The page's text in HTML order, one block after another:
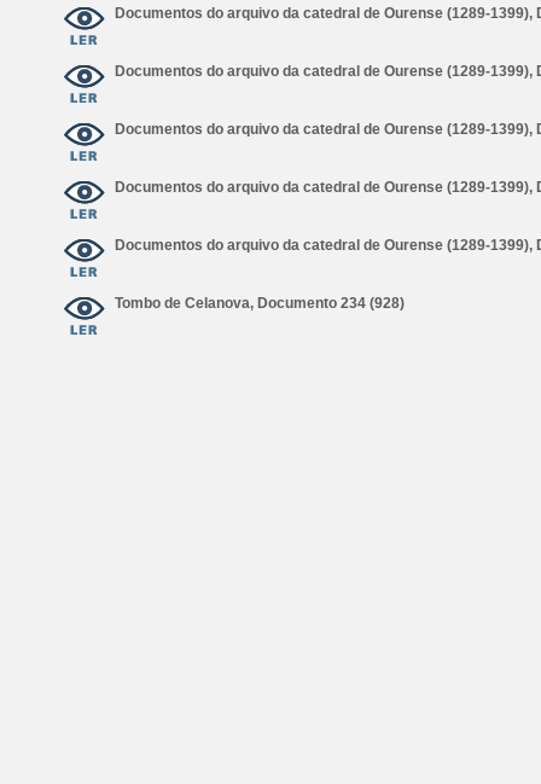
Documentos do arquivo da catedral de Ourense (1289-1399),
Documentos do arquivo da catedral de Ourense (1289-1399),
Documentos do arquivo da catedral de Ourense (1289-1399),
Documentos do arquivo da catedral de Ourense (1289-1399),
Documentos do arquivo da catedral de Ourense (1289-1399),
Tombo de Celanova, Documento 234 (928)